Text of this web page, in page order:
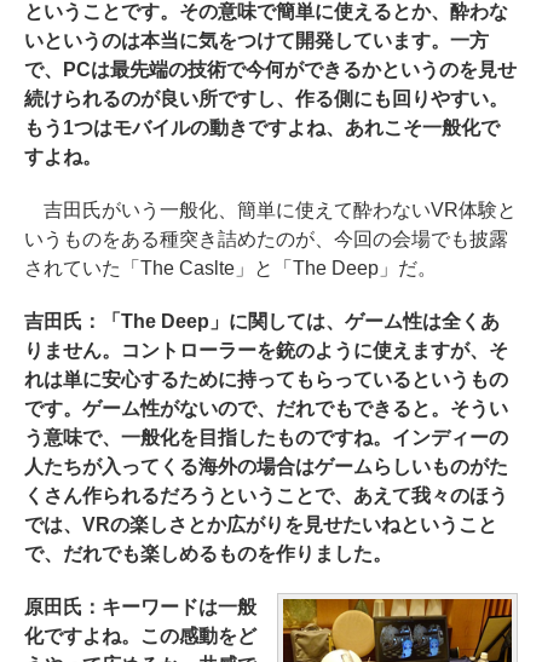
ということです。その意味で簡単に使えるとか、酔わな
いというのは本当に気をつけて開発しています。一方
で、PCは最先端の技術で今何ができるかというのを見せ
続けられるのが良い所ですし、作る側にも回りやすい。
もう1つはモバイルの動きですよね、あれこそ一般化で
すよね。
吉田氏がいう一般化、簡単に使えて酔わないVR体験と
いうものをある種突き詰めたのが、今回の会場でも披露
されていた「The Caslte」と「The Deep」だ。
吉田氏：「The Deep」に関しては、ゲーム性は全くあ
りません。コントローラーを銃のように使えますが、そ
れは単に安心するために持ってもらっているというもの
です。ゲーム性がないので、だれでもできると。そうい
う意味で、一般化を目指したものですね。インディーの
人たちが入ってくる海外の場合はゲームらしいものがた
くさん作られるだろうということで、あえて我々のほう
では、VRの楽しさとか広がりを見せたいねということ
で、だれでも楽しめるものを作りました。
原田氏：キーワードは一般
化ですよね。この感動をど